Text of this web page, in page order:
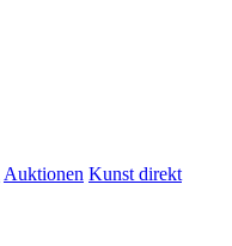
Auktionen Kunst direkt